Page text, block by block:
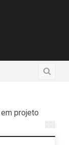
projeto